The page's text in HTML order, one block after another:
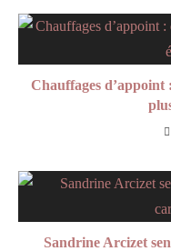
Chauffages d’appoint
Sandrine Arcizet